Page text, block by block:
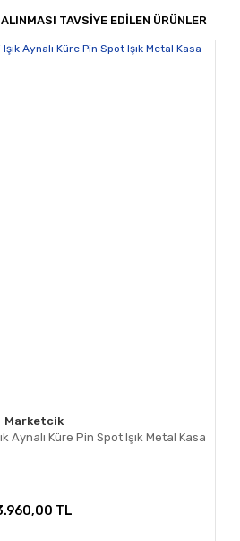
Yorum Yaz
bozuk veya görüntülenemiyor.
TAVSİYE EDİLEN ÜRÜNLER
Marketcik
Aynalı Küre Pin Spot Işık Metal Kasa
TL